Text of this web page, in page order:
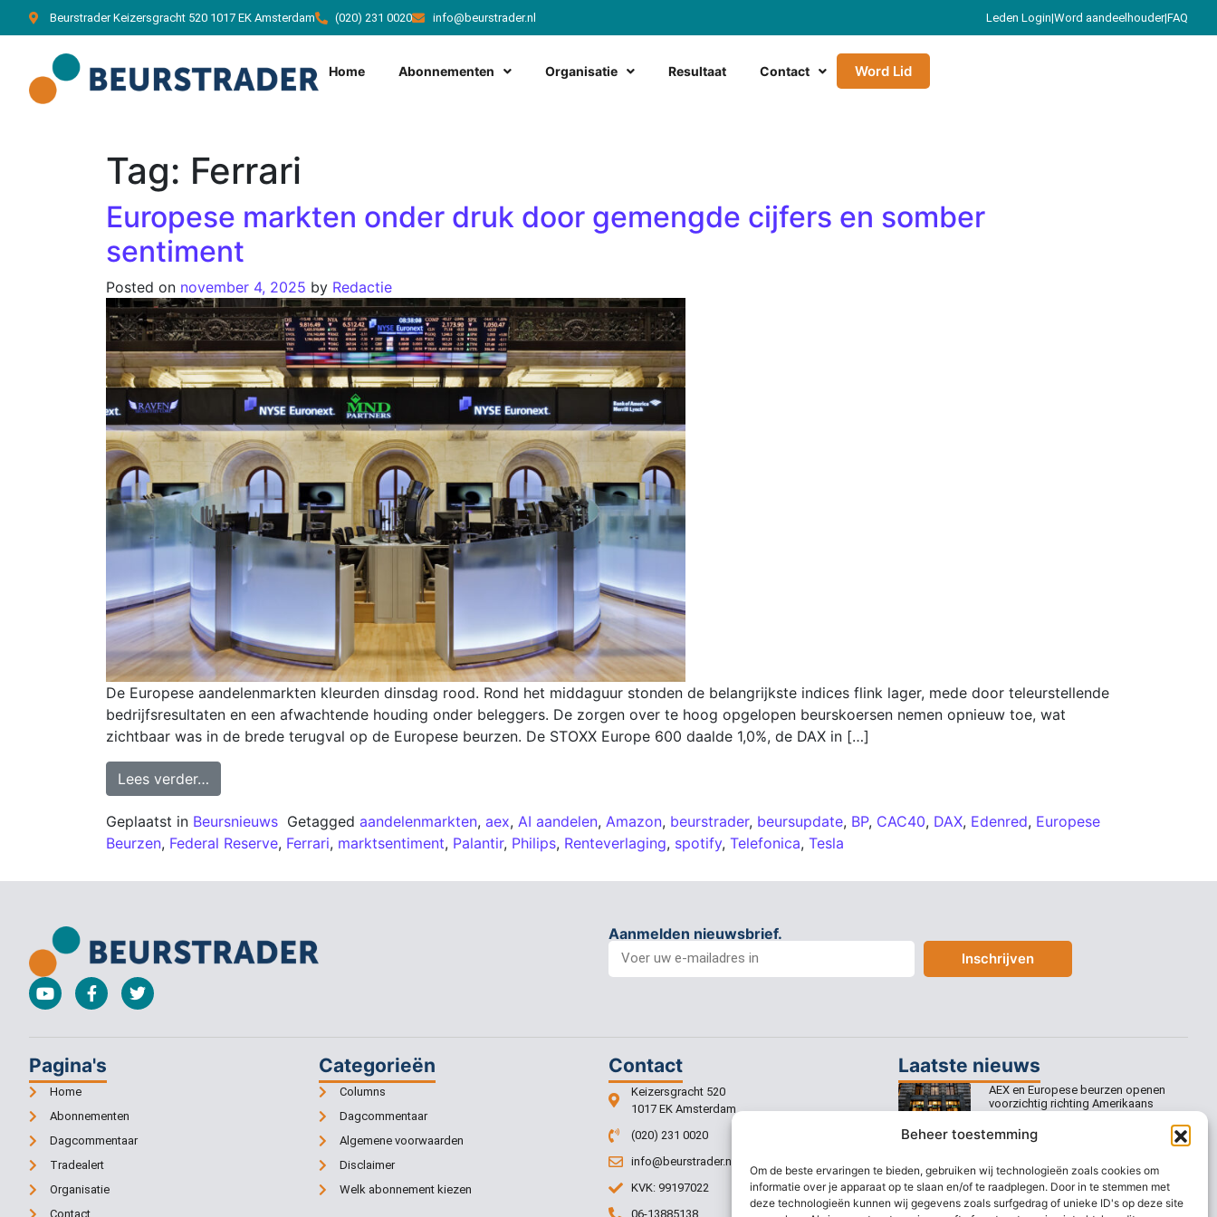
Beheer toestemming
Om de beste ervaringen te bieden, gebruiken wij technologieën zoals cookies om
informatie over je apparaat op te slaan en/of te raadplegen. Door in te stemmen met
deze technologieën kunnen wij gegevens zoals surfgedrag of unieke ID's op deze site
Beurstrader Keizersgracht 520 1017 EK Amsterdam (020) 231 0020 info@beurstrader.nl Leden Login|Word aandeelhouder|FAQ
Home Abonnementen Organisatie Resultaat Contact Word Lid
Tag: Ferrari
Europese markten onder druk door gemengde cijfers en somber
sentiment
Posted on november 4, 2025 by Redactie
De Europese aandelenmarkten kleurden dinsdag rood. Rond het middaguur stonden de belangrijkste indices flink lager, mede door teleurstellende
bedrijfsresultaten en een afwachtende houding onder beleggers. De zorgen over te hoog opgelopen beurskoersen nemen opnieuw toe, wat
zichtbaar was in de brede terugval op de Europese beurzen. De STOXX Europe 600 daalde 1,0%, de DAX in […]
Lees verder…
Geplaatst in Beursnieuws Getagged aandelenmarkten, aex, AI aandelen, Amazon, beurstrader, beursupdate, BP, CAC40, DAX, Edenred, Europese
Beurzen, Federal Reserve, Ferrari, marktsentiment, Palantir, Philips, Renteverlaging, spotify, Telefonica, Tesla
Aanmelden nieuwsbrief.
Inschrijven
Pagina's
Home
Abonnementen
Dagcommentaar
Tradealert
Organisatie
Contact
Categorieën
Columns
Dagcommentaar
Algemene voorwaarden
Disclaimer
Welk abonnement kiezen
Contact
Keizersgracht 520
1017 EK Amsterdam
(020) 231 0020
info@beurstrader.nl
KVK: 99197022
06-13885138
Laatste nieuws
AEX en Europese beurzen openen
voorzichtig richting Amerikaans
Europese beurzen mikken op
Europese beurzen blijven dicht bij
recordstanden